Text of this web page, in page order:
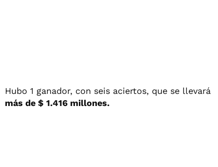
Hubo 1 ganador, con seis aciertos, que se llevará
más de $ 1.416 millones.